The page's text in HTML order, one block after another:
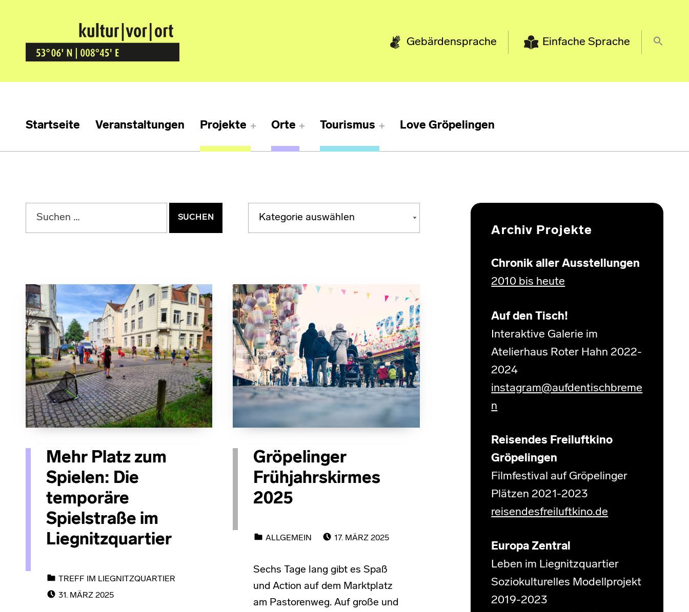
Kultur Vor Ort
BREMEN GRÖPELINGEN Gebärdensprache Einfache Sprache
Startseite Veranstaltungen Projekte Orte Tourismus Love Gröpelingen
Suchen nach:
KATEGORIEN
Kategorien
Mehr Platz zum
Spielen: Die
temporäre
Spielstraße im
Liegnitzquartier
TREFF IM LIEGNITZQUARTIER
31. MÄRZ 2025
Gröpelinger
Frühjahrskirmes
2025
ALLGEMEIN
17. MÄRZ 2025
Sechs Tage lang gibt es Spaß
und Action auf dem Marktplatz
am Pastorenweg. Auf große und
Archiv Projekte
Chronik aller Ausstellungen
2010 bis heute
Auf den Tisch!
Interaktive Galerie im
Atelierhaus Roter Hahn 2022-
2024
instagram@aufdentischbreme
n
Reisendes Freiluftkino
Gröpelingen
Filmfestival auf Gröpelinger
Plätzen 2021-2023
reisendesfreiluftkino.de
Europa Zentral
Leben im Liegnitzquartier
Soziokulturelles Modellprojekt
2019-2023